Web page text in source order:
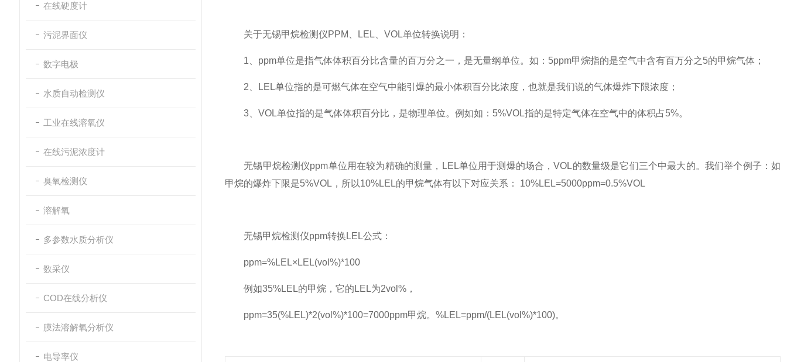
在线硬度计
污泥界面仪
数字电极
水质自动检测仪
工业在线溶氧仪
在线污泥浓度计
臭氧检测仪
溶解氧
多参数水质分析仪
数采仪
COD在线分析仪
膜法溶解氧分析仪
电导率仪
关于无锡甲烷检测仪PPM、LEL、VOL单位转换说明：
1、ppm单位是指气体体积百分比含量的百万分之一，是无量纲单位。如：5ppm甲烷指的是空气中含有百万分之5的甲烷气体；
2、LEL单位指的是可燃气体在空气中能引爆的最小体积百分比浓度，也就是我们说的气体爆炸下限浓度；
3、VOL单位指的是气体体积百分比，是物理单位。例如如：5%VOL指的是特定气体在空气中的体积占5%。
无锡甲烷检测仪ppm单位用在较为精确的测量，LEL单位用于测爆的场合，VOL的数量级是它们三个中最大的。我们举个例子：如
甲烷的爆炸下限是5%VOL，所以10%LEL的甲烷气体有以下对应关系： 10%LEL=5000ppm=0.5%VOL
无锡甲烷检测仪ppm转换LEL公式：
ppm=%LEL×LEL(vol%)*100
例如35%LEL的甲烷，它的LEL为2vol%，
ppm=35(%LEL)*2(vol%)*100=7000ppm甲烷。%LEL=ppm/(LEL(vol%)*100)。